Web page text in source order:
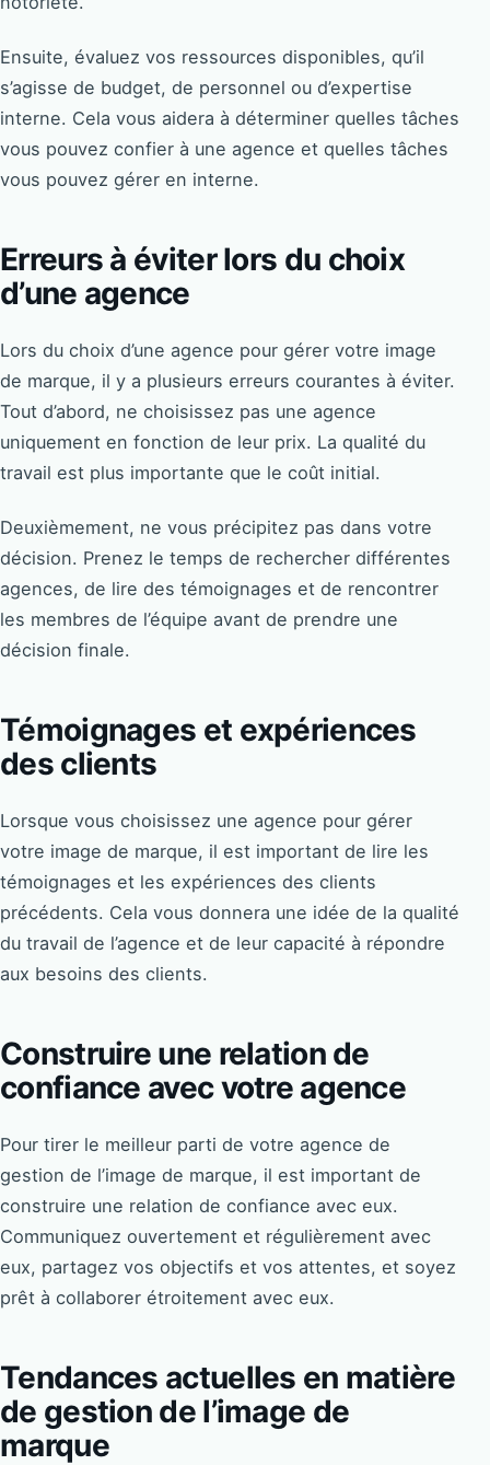
Ensuite, évaluez vos ressources disponibles, qu’il
s’agisse de budget, de personnel ou d’expertise
interne. Cela vous aidera à déterminer quelles tâches
vous pouvez confier à une agence et quelles tâches
vous pouvez gérer en interne.
Erreurs à éviter lors du choix
d’une agence
Lors du choix d’une agence pour gérer votre image
de marque, il y a plusieurs erreurs courantes à éviter.
Tout d’abord, ne choisissez pas une agence
uniquement en fonction de leur prix. La qualité du
travail est plus importante que le coût initial.
Deuxièmement, ne vous précipitez pas dans votre
décision. Prenez le temps de rechercher différentes
agences, de lire des témoignages et de rencontrer
les membres de l’équipe avant de prendre une
décision finale.
Témoignages et expériences
des clients
Lorsque vous choisissez une agence pour gérer
votre image de marque, il est important de lire les
témoignages et les expériences des clients
précédents. Cela vous donnera une idée de la qualité
du travail de l’agence et de leur capacité à répondre
aux besoins des clients.
Construire une relation de
confiance avec votre agence
Pour tirer le meilleur parti de votre agence de
gestion de l’image de marque, il est important de
construire une relation de confiance avec eux.
Communiquez ouvertement et régulièrement avec
eux, partagez vos objectifs et vos attentes, et soyez
prêt à collaborer étroitement avec eux.
Tendances actuelles en matière
de gestion de l’image de
marque